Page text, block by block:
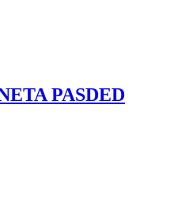
PASDED